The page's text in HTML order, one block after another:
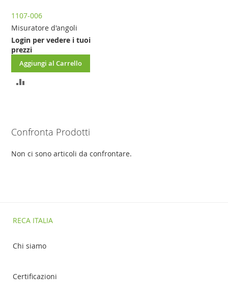
1107-006
Misuratore d'angoli
Login per vedere i tuoi
prezzi
Aggiungi al Carrello
AGGIUNGI
Confronta Prodotti
Non ci sono articoli da confrontare.
RECA ITALIA
Chi siamo
Certificazioni